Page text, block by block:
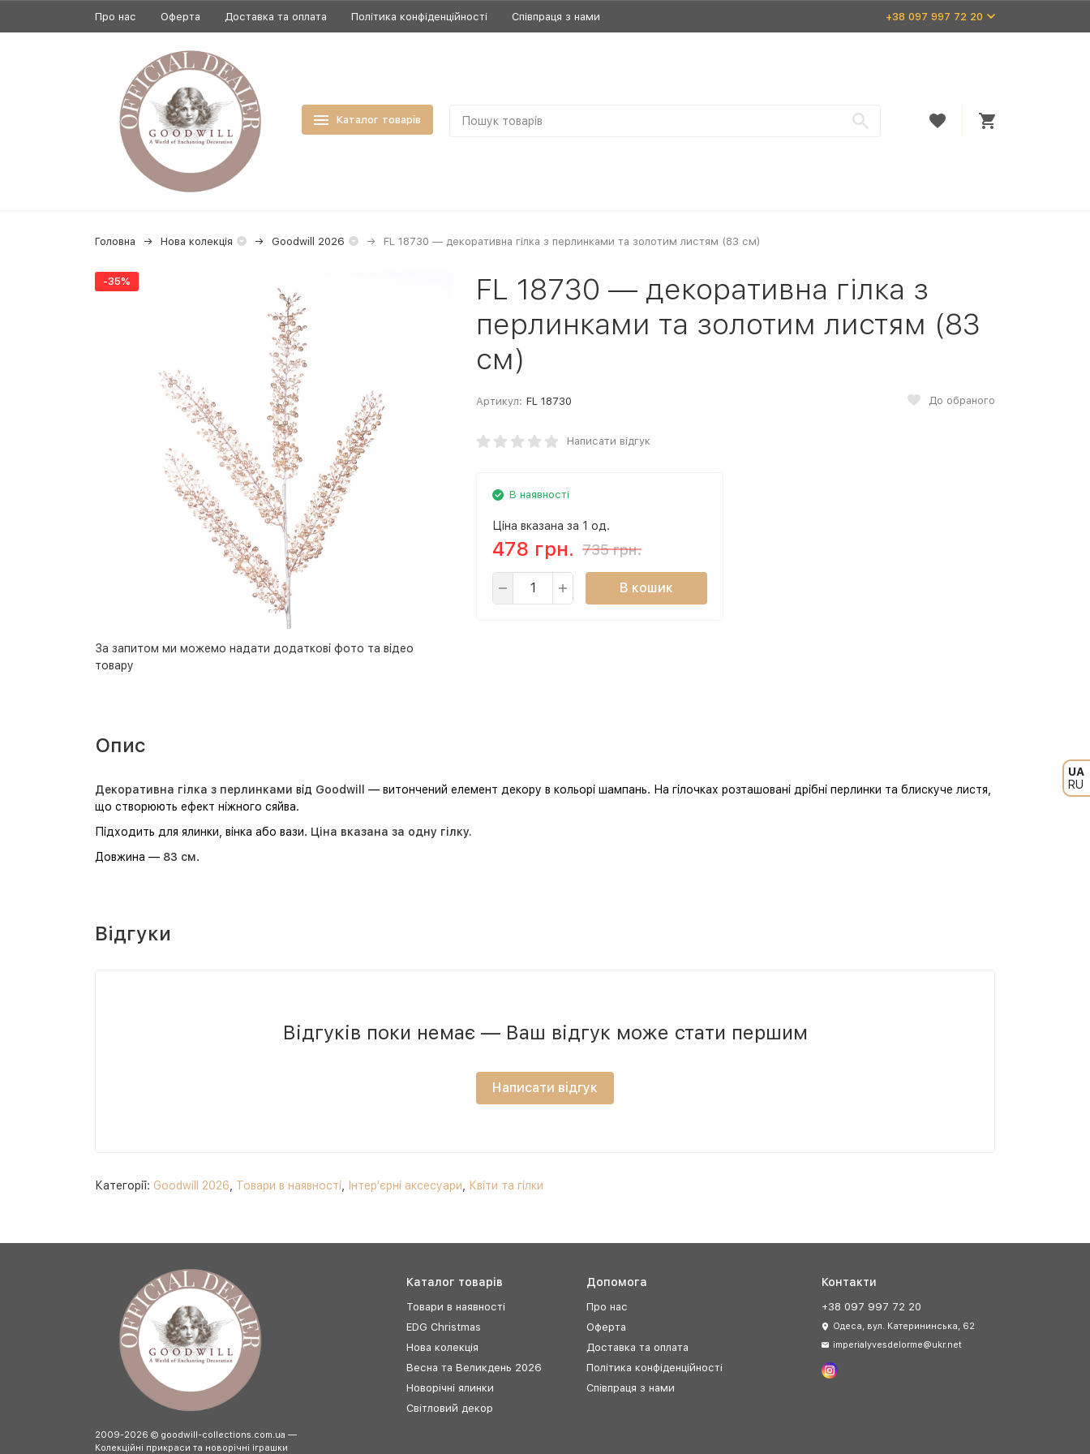
UA
RU
Про нас Оферта Доставка та оплата Політика конфіденційності Співпраця з нами +38 097 997 72 20
Каталог товарів
Головна Нова колекція Goodwill 2026 FL 18730 — декоративна гілка з перлинками та золотим листям (83 см)
-35%
За запитом ми можемо надати додаткові фото та відео
товару
FL 18730 — декоративна гілка з
перлинками та золотим листям (83
см)
Артикул: FL 18730 До обраного
Написати відгук
В наявності
Ціна вказана за 1 од.
478 грн. 735 грн.
В кошик
Опис
Декоративна гілка з перлинками від Goodwill
— витончений елемент декору в кольорі шампань. На гілочках розташовані дрібні перлинки та блискуче листя,
що створюють ефект ніжного сяйва.
Підходить для ялинки, вінка або вази. Ціна вказана за одну гілку.
Довжина — 83 см.
Відгуки
Відгуків поки немає — Ваш відгук може стати першим
Написати відгук
Категорії: Goodwill 2026 Товари в наявності Інтер'єрні аксесуари Квіти та гілки
2009-2026 © goodwill-collections.com.ua —
Колекційні прикраси та новорічні іграшки
Каталог товарів
Товари в наявності
EDG Christmas
Нова колекція
Весна та Великдень 2026
Новорічні ялинки
Світловий декор
Допомога
Про нас
Оферта
Доставка та оплата
Політика конфіденційності
Співпраця з нами
Контакти
+38 097 997 72 20
Одеса, вул. Катерининська, 62
imperialyvesdelorme@ukr.net